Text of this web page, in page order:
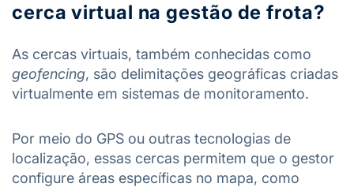
cerca virtual na gestão de frota?
As cercas virtuais, também conhecidas como
geofencing, são delimitações geográficas criadas
virtualmente em sistemas de monitoramento.
Por meio do GPS ou outras tecnologias de
localização, essas cercas permitem que o gestor
configure áreas específicas no mapa, como